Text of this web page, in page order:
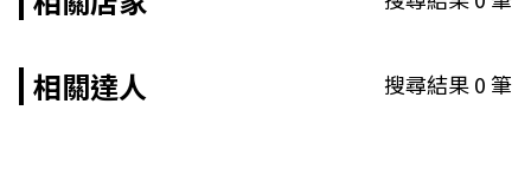
相關達人 搜尋結果0筆